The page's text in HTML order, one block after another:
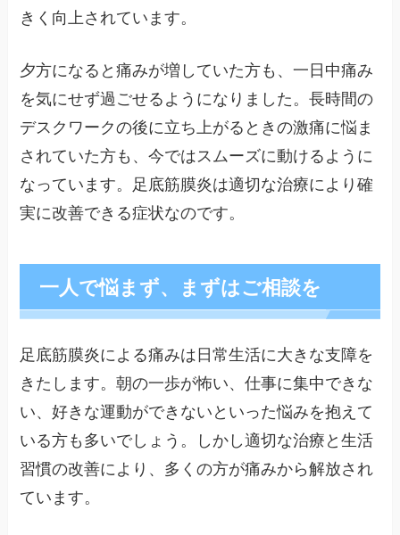
きく向上されています。
夕方になると痛みが増していた方も、一日中痛み
を気にせず過ごせるようになりました。長時間の
デスクワークの後に立ち上がるときの激痛に悩ま
されていた方も、今ではスムーズに動けるように
なっています。足底筋膜炎は適切な治療により確
実に改善できる症状なのです。
一人で悩まず、まずはご相談を
足底筋膜炎による痛みは日常生活に大きな支障を
きたします。朝の一歩が怖い、仕事に集中できな
い、好きな運動ができないといった悩みを抱えて
いる方も多いでしょう。しかし適切な治療と生活
習慣の改善により、多くの方が痛みから解放され
ています。